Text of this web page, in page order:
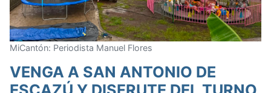
MiCantón: Periodista Manuel Flores
VENGA A SAN ANTONIO DE